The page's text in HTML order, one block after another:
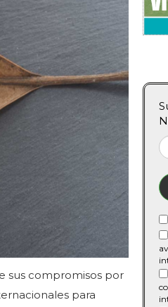
sus compromisos por
para